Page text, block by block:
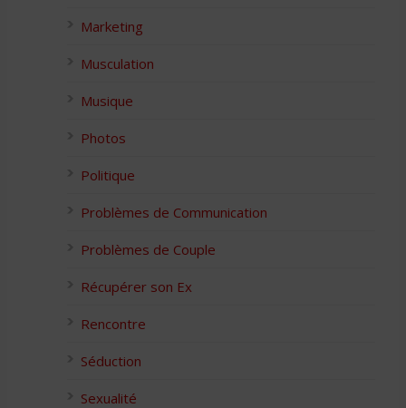
Marketing
Musculation
Musique
Photos
Politique
Problèmes de Communication
Problèmes de Couple
Récupérer son Ex
Rencontre
Séduction
Sexualité